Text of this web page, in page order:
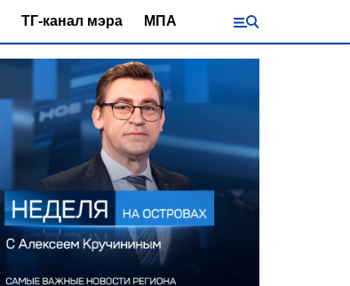
ТГ-канал мэра МПА